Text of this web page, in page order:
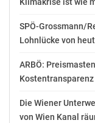
DES
© Copyright APA-
der jeweilige
SPÖ-Grossmann/
Lohnlücke von
ARBÖ:
Kostentransparenz
Die Wiener
von Wien Kanal